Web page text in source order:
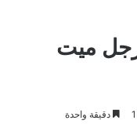
ميت
1 دقيقة واحدة